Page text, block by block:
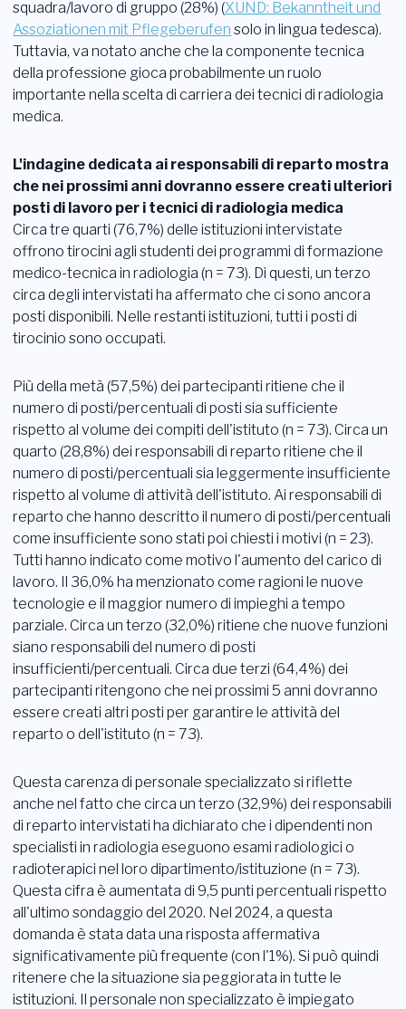
squadra/lavoro di gruppo (28%) (XUND: Bekanntheit und
Assoziationen mit Pflegeberufen solo in lingua tedesca).
Tuttavia, va notato anche che la componente tecnica
della professione gioca probabilmente un ruolo
importante nella scelta di carriera dei tecnici di radiologia
medica.
L'indagine dedicata ai responsabili di reparto mostra
che nei prossimi anni dovranno essere creati ulteriori
posti di lavoro per i tecnici di radiologia medica
Circa tre quarti (76,7%) delle istituzioni intervistate
offrono tirocini agli studenti dei programmi di formazione
medico-tecnica in radiologia (n = 73). Di questi, un terzo
circa degli intervistati ha affermato che ci sono ancora
posti disponibili. Nelle restanti istituzioni, tutti i posti di
tirocinio sono occupati.
Più della metà (57,5%) dei partecipanti ritiene che il
numero di posti/percentuali di posti sia sufficiente
rispetto al volume dei compiti dell'istituto (n = 73). Circa un
quarto (28,8%) dei responsabili di reparto ritiene che il
numero di posti/percentuali sia leggermente insufficiente
rispetto al volume di attività dell'istituto. Ai responsabili di
reparto che hanno descritto il numero di posti/percentuali
come insufficiente sono stati poi chiesti i motivi (n = 23).
Tutti hanno indicato come motivo l'aumento del carico di
lavoro. Il 36,0% ha menzionato come ragioni le nuove
tecnologie e il maggior numero di impieghi a tempo
parziale. Circa un terzo (32,0%) ritiene che nuove funzioni
siano responsabili del numero di posti
insufficienti/percentuali. Circa due terzi (64,4%) dei
partecipanti ritengono che nei prossimi 5 anni dovranno
essere creati altri posti per garantire le attività del
reparto o dell'istituto (n = 73).
Questa carenza di personale specializzato si riflette
anche nel fatto che circa un terzo (32,9%) dei responsabili
di reparto intervistati ha dichiarato che i dipendenti non
specialisti in radiologia eseguono esami radiologici o
radioterapici nel loro dipartimento/istituzione (n = 73).
Questa cifra è aumentata di 9,5 punti percentuali rispetto
all'ultimo sondaggio del 2020. Nel 2024, a questa
domanda è stata data una risposta affermativa
significativamente più frequente (con l'1%). Si può quindi
ritenere che la situazione sia peggiorata in tutte le
istituzioni. Il personale non specializzato è impiegato